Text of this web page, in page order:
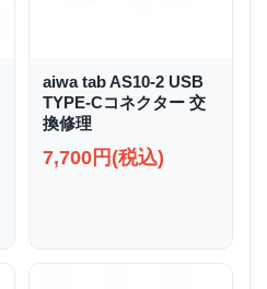
aiwa tab AS10-2 USB
TYPE-Cコネクター 交
換修理
7,700円(税込)